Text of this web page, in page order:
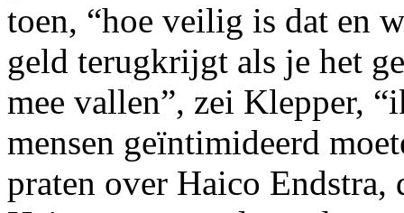
toen, “hoe veilig is dat en
geld terugkrijgt als je het
mee vallen”, zei Klepper,
mensen geïntimideerd
praten over Haico